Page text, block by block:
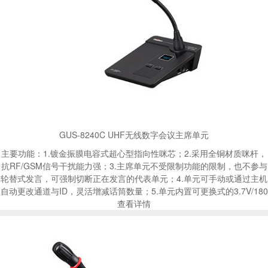
GUS-8240C UHF无线数字会议主席单元
主要功能：1.镀金振膜电容式超心型指向性咪芯；2.采用全铜材质咪杆，
抗RF/GSM信号干扰能力强；3.主席单元不受限制功能的限制，也不参与
轮替式发言，可强制切断正在发言的代表单元；4.单元可手动或通过主机
自动更改通道与ID，灵活增减话筒数量；5.单元内置可更换式的3.7V/180
查看详情